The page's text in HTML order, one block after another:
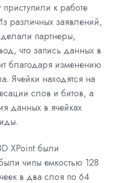
к работе
различных заявлений,
партнеры,
что запись данных в
благодаря изменению
Ячейки находятся на
слов и битов, а
данных в ячейках
XPoint были
чипы емкостью 128
в два слоя по 64